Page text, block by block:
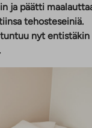
ja päätti
tehosteseiniä.
nyt entistäkin